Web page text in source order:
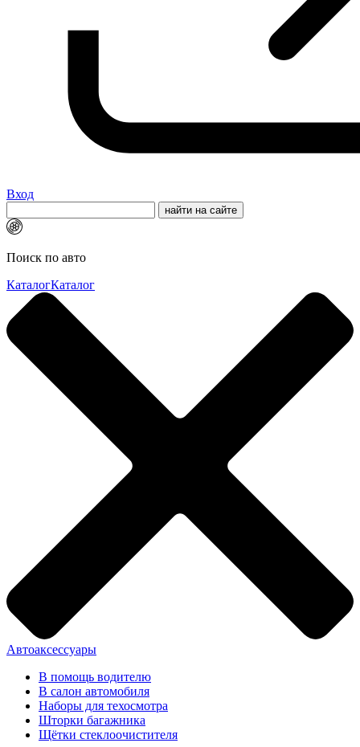
Вход
Поиск по авто
КаталогКаталог
Автоаксессуары
В помощь водителю
В салон автомобиля
Наборы для техосмотра
Шторки багажника
Щётки стеклоочистителя